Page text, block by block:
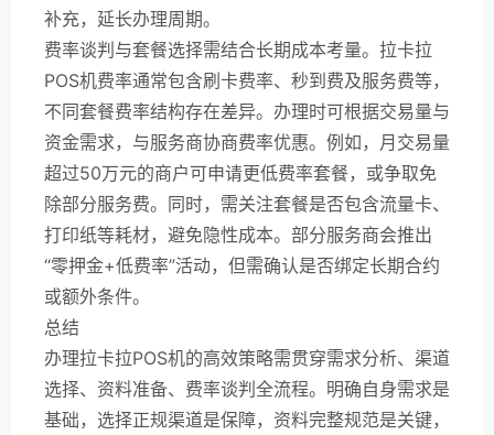
补充，延长办理周期。
费率谈判与套餐选择需结合长期成本考量。拉卡拉
POS机费率通常包含刷卡费率、秒到费及服务费等，
不同套餐费率结构存在差异。办理时可根据交易量与
资金需求，与服务商协商费率优惠。例如，月交易量
超过50万元的商户可申请更低费率套餐，或争取免
除部分服务费。同时，需关注套餐是否包含流量卡、
打印纸等耗材，避免隐性成本。部分服务商会推出
“零押金+低费率”活动，但需确认是否绑定长期合约
或额外条件。
总结
办理拉卡拉POS机的高效策略需贯穿需求分析、渠道
选择、资料准备、费率谈判全流程。明确自身需求是
基础，选择正规渠道是保障，资料完整规范是关键，